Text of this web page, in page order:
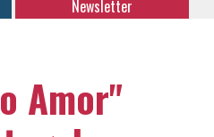
Newsletter
Amor"